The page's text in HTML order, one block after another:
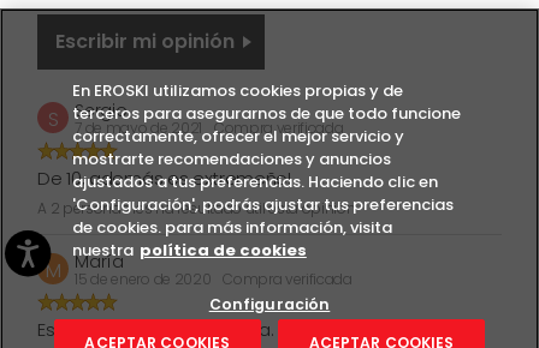
Escribir mi opinión
S Sergio
7 de mayo de 2021 Compra verificada
De 10, además es extremeño!
A 2 personas les ha resultado útil esta opinión
M María
15 de enero de 2020 Compra verificada
Espectacular, muy muy rica.
En EROSKI utilizamos cookies propias y de
terceros para asegurarnos de que todo funcione
correctamente, ofrecer el mejor servicio y
mostrarte recomendaciones y anuncios
ajustados a tus preferencias. Haciendo clic en
'Configuración', podrás ajustar tus preferencias
de cookies. para más información, visita
nuestra política de cookies
Configuración
ACEPTAR COOKIES
ACEPTAR COOKIES